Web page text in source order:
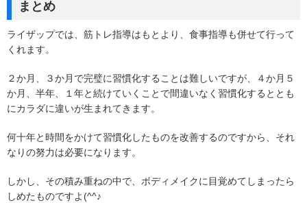
まとめ
ライザップでは、筋トレ指導はもとより、食事指導も併せて行って
くれます。
２か月、３か月で完璧に習慣化することは難しいですが、４か月５
か月、半年、１年と続けていくことで間違いなく習慣化するととも
にカラダに違いが生まれてきます。
何十年と時間をかけて習慣化したものを改善するのですから、それ
なりの努力は必要になります。
しかし、その積み重ねの中で、ボディメイクに目覚めてしまったら
しめたものですよ(^^♪